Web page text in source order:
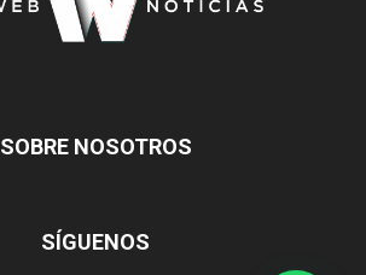
SOBRE NOSOTROS
SÍGUENOS